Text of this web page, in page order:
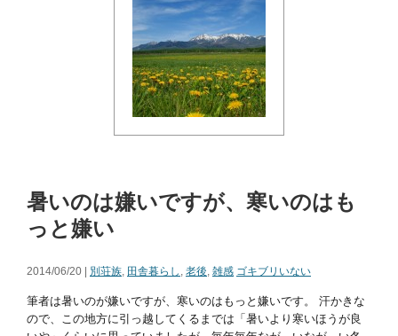
暑いのは嫌いですが、寒いのはも
っと嫌い
2014/06/20 | 別荘族, 田舎暮らし , 老後, 雑感 ゴキブリいない
筆者は暑いのが嫌いですが、寒いのはもっと嫌いです。 汗かきな
ので、この地方に引っ越してくるまでは「暑いより寒いほうが良